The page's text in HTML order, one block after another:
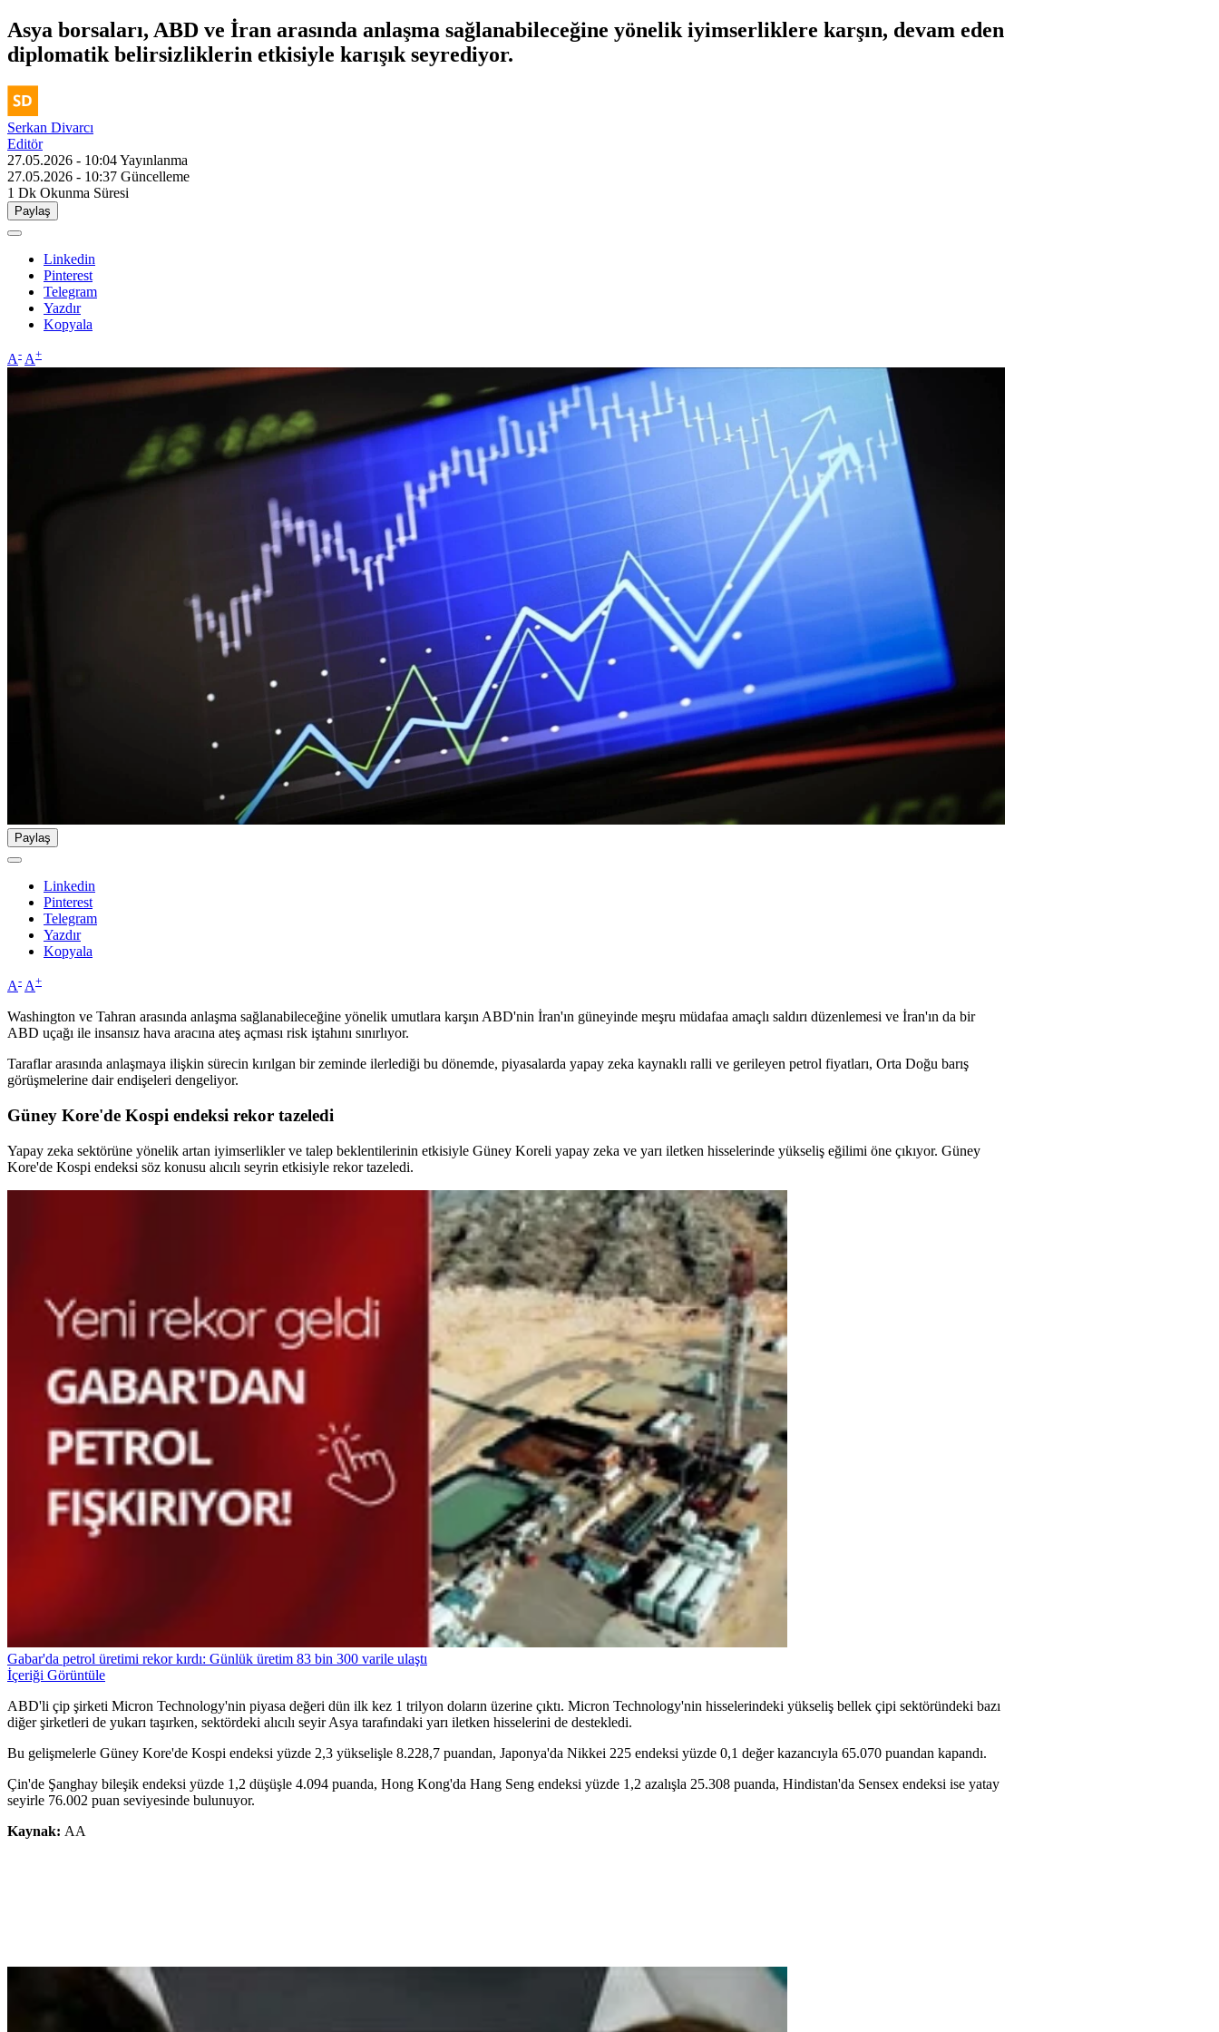
Asya borsaları, ABD ve İran arasında anlaşma sağlanabileceğine yönelik iyimserliklere karşın, devam eden
diplomatik belirsizliklerin etkisiyle karışık seyrediyor.
Serkan Divarcı
Editör
27.05.2026 - 10:04Yayınlanma
27.05.2026 - 10:37 Güncelleme
1 Dk Okunma Süresi
Paylaş
Linkedin
Pinterest
Telegram
Yazdır
Kopyala
A- A+
Paylaş
Linkedin
Pinterest
Telegram
Yazdır
Kopyala
A- A+
Washington ve Tahran arasında anlaşma sağlanabileceğine yönelik umutlara karşın ABD'nin İran'ın güneyinde meşru müdafaa amaçlı saldırı düzenlemesi ve İran'ın da bir
ABD uçağı ile insansız hava aracına ateş açması risk iştahını sınırlıyor.
Taraflar arasında anlaşmaya ilişkin sürecin kırılgan bir zeminde ilerlediği bu dönemde, piyasalarda yapay zeka kaynaklı ralli ve gerileyen petrol fiyatları, Orta Doğu barış
görüşmelerine dair endişeleri dengeliyor.
Güney Kore'de Kospi endeksi rekor tazeledi
Yapay zeka sektörüne yönelik artan iyimserlikler ve talep beklentilerinin etkisiyle Güney Koreli yapay zeka ve yarı iletken hisselerinde yükseliş eğilimi öne çıkıyor. Güney
Kore'de Kospi endeksi söz konusu alıcılı seyrin etkisiyle rekor tazeledi.
Gabar'da petrol üretimi rekor kırdı: Günlük üretim 83 bin 300 varile ulaştı
İçeriği Görüntüle
ABD'li çip şirketi Micron Technology'nin piyasa değeri dün ilk kez 1 trilyon doların üzerine çıktı. Micron Technology'nin hisselerindeki yükseliş bellek çipi sektöründeki bazı
diğer şirketleri de yukarı taşırken, sektördeki alıcılı seyir Asya tarafındaki yarı iletken hisselerini de destekledi.
Bu gelişmelerle Güney Kore'de Kospi endeksi yüzde 2,3 yükselişle 8.228,7 puandan, Japonya'da Nikkei 225 endeksi yüzde 0,1 değer kazancıyla 65.070 puandan kapandı.
Çin'de Şanghay bileşik endeksi yüzde 1,2 düşüşle 4.094 puanda, Hong Kong'da Hang Seng endeksi yüzde 1,2 azalışla 25.308 puanda, Hindistan'da Sensex endeksi ise yatay
seyirle 76.002 puan seviyesinde bulunuyor.
Kaynak: AA